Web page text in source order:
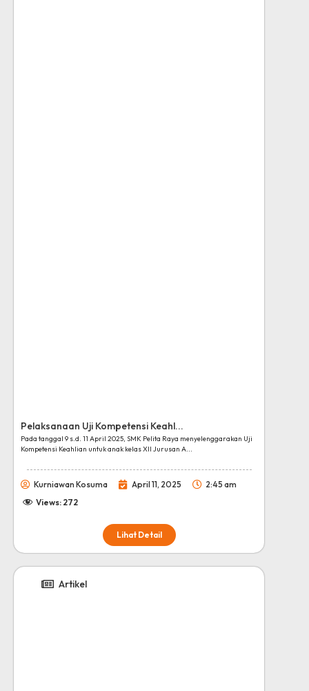
Pelaksanaan Uji Kompetensi Keahl...
Pada tanggal 9 s.d. 11 April 2025, SMK Pelita Raya menyelenggarakan Uji
Kompetensi Keahlian untuk anak kelas XII Jurusan A...
Kurniawan Kosuma April 11, 2025
2:45 am
Views: 272
Lihat Detail
Artikel